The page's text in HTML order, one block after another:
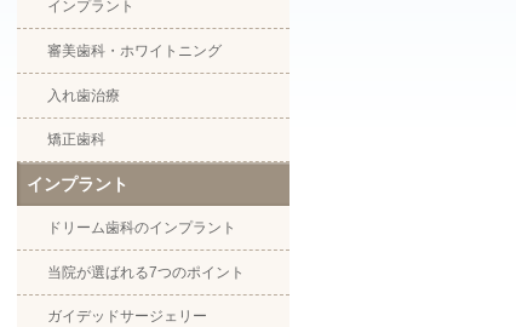
インプラント
審美歯科・ホワイトニング
入れ歯治療
矯正歯科
インプラント
ドリーム歯科のインプラント
当院が選ばれる7つのポイント
ガイデッドサージェリー